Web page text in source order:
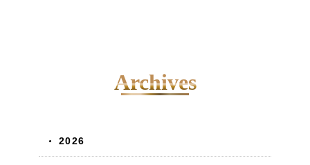
Archives
2026